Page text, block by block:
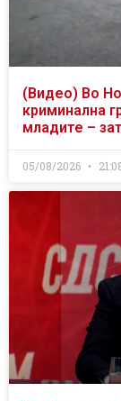
(Видео) Во
криминална
младите –
05/08/2026